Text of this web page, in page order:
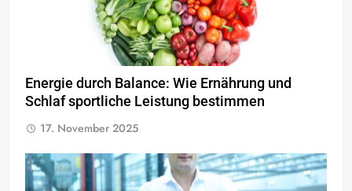
Energie durch Balance: Wie Ernährung und
Schlaf sportliche Leistung bestimmen
17. November 2025